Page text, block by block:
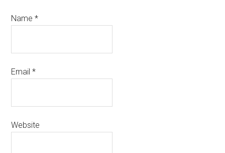
Name*
Email*
Website